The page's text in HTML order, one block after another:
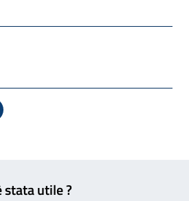
- Sito esterno - Apertura in
- Apertura in nuova finestra
apre il programma di posta
pagina: scelta meno
stata utile ?